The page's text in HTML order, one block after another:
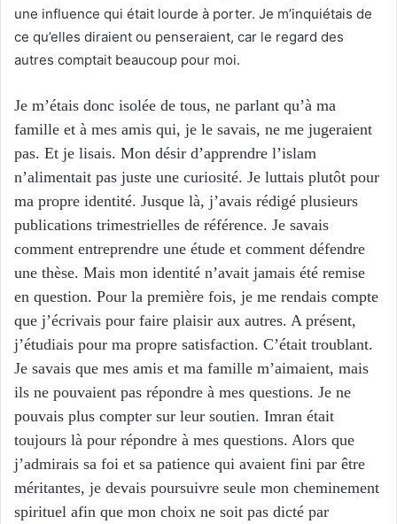
une influence qui était lourde à porter. Je m’inquiétais de
ce qu’elles diraient ou penseraient, car le regard des
autres comptait beaucoup pour moi.
Je m’étais donc isolée de tous, ne parlant qu’à ma
famille et à mes amis qui, je le savais, ne me jugeraient
pas. Et je lisais. Mon désir d’apprendre l’islam
n’alimentait pas juste une curiosité. Je luttais plutôt pour
ma propre identité. Jusque là, j’avais rédigé plusieurs
publications trimestrielles de référence. Je savais
comment entreprendre une étude et comment défendre
une thèse. Mais mon identité n’avait jamais été remise
en question. Pour la première fois, je me rendais compte
que j’écrivais pour faire plaisir aux autres. A présent,
j’étudiais pour ma propre satisfaction. C’était troublant.
Je savais que mes amis et ma famille m’aimaient, mais
ils ne pouvaient pas répondre à mes questions. Je ne
pouvais plus compter sur leur soutien. Imran était
toujours là pour répondre à mes questions. Alors que
j’admirais sa foi et sa patience qui avaient fini par être
méritantes, je devais poursuivre seule mon cheminement
spirituel afin que mon choix ne soit pas dicté par